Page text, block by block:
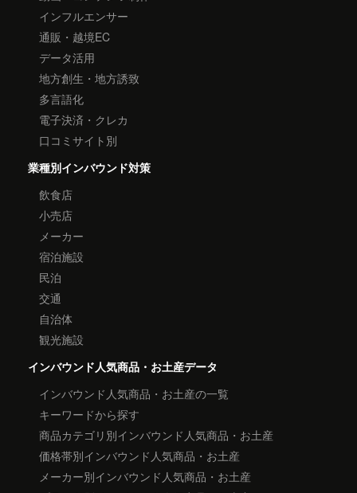
インフルエンサー
通販・越境EC
データ活用
地方創生・地方誘致
多言語化
電子決済・クレカ
口コミサイト別
業種別インバウンド対策
飲食店
小売店
メーカー
宿泊施設
民泊
交通
自治体
観光施設
インバウンド人気商品・お土産データ
インバウンド人気商品・お土産の一覧
キーワードから探す
商品カテゴリ別インバウンド人気商品・お土産
価格帯別インバウンド人気商品・お土産
メーカー別インバウンド人気商品・お土産